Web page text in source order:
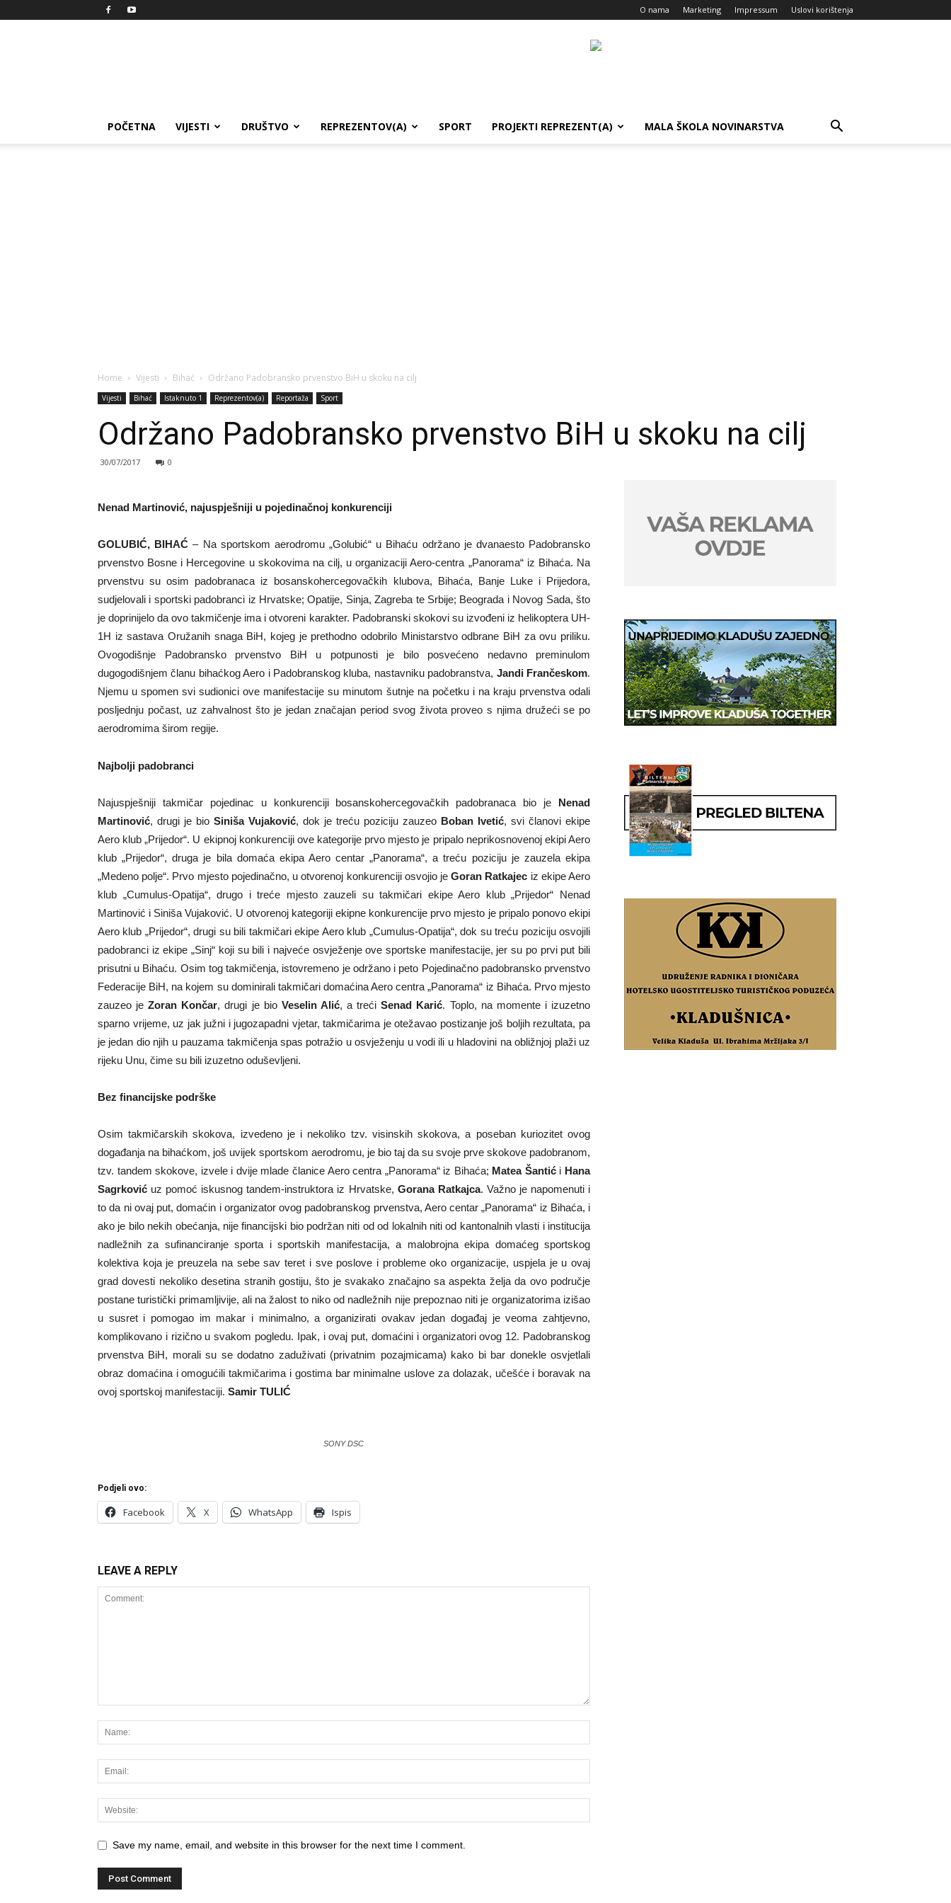
O nama Marketing Impressum Uslovi korištenja
POČETNA VIJESTI DRUŠTVO REPREZENTOV(A) SPORT PROJEKTI REPREZENT(A) MALA ŠKOLA NOVINARSTVA
Home Vijesti Bihać Održano Padobransko prvenstvo BiH u skoku na cilj
Vijesti Bihać Istaknuto 1 Reprezentov(a) Reportaža Sport
Održano Padobransko prvenstvo BiH u skoku na cilj
30/07/2017 0
Nenad Martinović, najuspješniji u pojedinačnoj konkurenciji
GOLUBIĆ, BIHAĆ – Na sportskom aerodromu „Golubić“ u Bihaću održano je dvanaesto Padobransko
prvenstvo Bosne i Hercegovine u skokovima na cilj, u organizaciji Aero-centra „Panorama“ iz Bihaća. Na
prvenstvu su osim padobranaca iz bosanskohercegovačkih klubova, Bihaća, Banje Luke i Prijedora,
sudjelovali i sportski padobranci iz Hrvatske; Opatije, Sinja, Zagreba te Srbije; Beograda i Novog Sada, što
je doprinijelo da ovo takmičenje ima i otvoreni karakter. Padobranski skokovi su izvođeni iz helikoptera UH-
1H iz sastava Oružanih snaga BiH, kojeg je prethodno odobrilo Ministarstvo odbrane BiH za ovu priliku.
Ovogodišnje Padobransko prvenstvo BiH u potpunosti je bilo posvećeno nedavno preminulom
dugogodišnjem članu bihaćkog Aero i Padobranskog kluba, nastavniku padobranstva, Jandi Frančeskom.
Njemu u spomen svi sudionici ove manifestacije su minutom šutnje na početku i na kraju prvenstva odali
posljednju počast, uz zahvalnost što je jedan značajan period svog života proveo s njima družeći se po
aerodromima širom regije.
Najbolji padobranci
Najuspješniji takmičar pojedinac u konkurenciji bosanskohercegovačkih padobranaca bio je Nenad
Martinović, drugi je bio Siniša Vujaković, dok je treću poziciju zauzeo Boban Ivetić, svi članovi ekipe
Aero klub „Prijedor“. U ekipnoj konkurenciji ove kategorije prvo mjesto je pripalo neprikosnovenoj ekipi Aero
klub „Prijedor“, druga je bila domaća ekipa Aero centar „Panorama“, a treću poziciju je zauzela ekipa
„Medeno polje“. Prvo mjesto pojedinačno, u otvorenoj konkurenciji osvojio jeGoran Ratkajec iz ekipe Aero
klub „Cumulus-Opatija“, drugo i treće mjesto zauzeli su takmičari ekipe Aero klub „Prijedor“ Nenad
Martinović i Siniša Vujaković. U otvorenoj kategoriji ekipne konkurencije prvo mjesto je pripalo ponovo ekipi
Aero klub „Prijedor“, drugi su bili takmičari ekipe Aero klub „Cumulus-Opatija“, dok su treću poziciju osvojili
padobranci iz ekipe „Sinj“ koji su bili i najveće osvježenje ove sportske manifestacije, jer su po prvi put bili
prisutni u Bihaću. Osim tog takmičenja, istovremeno je održano i peto Pojedinačno padobransko prvenstvo
Federacije BiH, na kojem su dominirali takmičari domaćina Aero centra „Panorama“ iz Bihaća. Prvo mjesto
zauzeo jeZoran Končar, drugi je bio Veselin Alić, a trećiSenad Karić. Toplo, na momente i izuzetno
sparno vrijeme, uz jak južni i jugozapadni vjetar, takmičarima je otežavao postizanje još boljih rezultata, pa
je jedan dio njih u pauzama takmičenja spas potražio u osvježenju u vodi ili u hladovini na obližnjoj plaži uz
rijeku Unu, čime su bili izuzetno oduševljeni.
Bez financijske podrške
Osim takmičarskih skokova, izvedeno je i nekoliko tzv. visinskih skokova, a poseban kuriozitet ovog
događanja na bihaćkom, još uvijek sportskom aerodromu, je bio taj da su svoje prve skokove padobranom,
tzv. tandem skokove, izvele i dvije mlade članice Aero centra „Panorama“ iz Bihaća; Matea Šantići Hana
Sagrković uz pomoć iskusnog tandem-instruktora iz Hrvatske, Gorana Ratkajca. Važno je napomenuti i
to da ni ovaj put, domaćin i organizator ovog padobranskog prvenstva, Aero centar „Panorama“ iz Bihaća, i
ako je bilo nekih obećanja, nije financijski bio podržan niti od od lokalnih niti od kantonalnih vlasti i institucija
nadležnih za sufinanciranje sporta i sportskih manifestacija, a malobrojna ekipa domaćeg sportskog
kolektiva koja je preuzela na sebe sav teret i sve poslove i probleme oko organizacije, uspjela je u ovaj
grad dovesti nekoliko desetina stranih gostiju, što je svakako značajno sa aspekta želja da ovo područje
postane turistički primamljivije, ali na žalost to niko od nadležnih nije prepoznao niti je organizatorima izišao
u susret i pomogao im makar i minimalno, a organizirati ovakav jedan događaj je veoma zahtjevno,
komplikovano i rizično u svakom pogledu. Ipak, i ovaj put, domaćini i organizatori ovog 12. Padobranskog
prvenstva BiH, morali su se dodatno zaduživati (privatnim pozajmicama) kako bi bar donekle osvjetlali
obraz domaćina i omogućili takmičarima i gostima bar minimalne uslove za dolazak, učešće i boravak na
ovoj sportskoj manifestaciji. Samir TULIĆ
SONY DSC
Podjeli ovo:
Facebook X WhatsApp Ispis
LEAVE A REPLY
Save my name, email, and website in this browser for the next time I comment.